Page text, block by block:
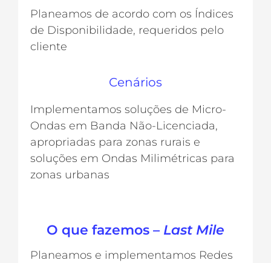
Planeamos de acordo com os Índices
de Disponibilidade, requeridos pelo
cliente
Cenários
Implementamos soluções de Micro-
Ondas em Banda Não-Licenciada,
apropriadas para zonas rurais e
soluções em Ondas Milimétricas para
zonas urbanas
O que fazemos – Last Mile
Planeamos e implementamos Redes